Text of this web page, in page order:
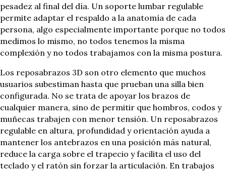
pesadez al final del día. Un soporte lumbar regulable
permite adaptar el respaldo a la anatomía de cada
persona, algo especialmente importante porque no todos
medimos lo mismo, no todos tenemos la misma
complexión y no todos trabajamos con la misma postura.
Los reposabrazos 3D son otro elemento que muchos
usuarios subestiman hasta que prueban una silla bien
configurada. No se trata de apoyar los brazos de
cualquier manera, sino de permitir que hombros, codos y
muñecas trabajen con menor tensión. Un reposabrazos
regulable en altura, profundidad y orientación ayuda a
mantener los antebrazos en una posición más natural,
reduce la carga sobre el trapecio y facilita el uso del
teclado y el ratón sin forzar la articulación. En trabajos